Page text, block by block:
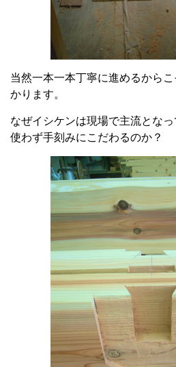
当然一本一本丁寧に進めるから
かります。
なぜイシケンは現場で主流とな
使わず手刻みにこだわるのか？